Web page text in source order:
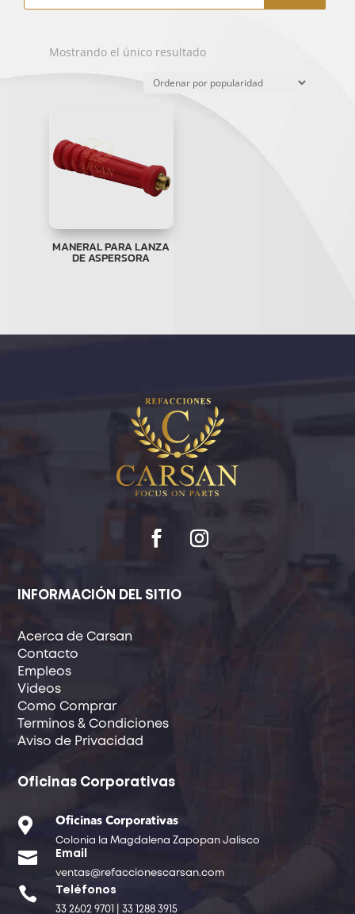
productos
Mostrando el único resultado
MANERAL PARA LANZA
DE ASPERSORA
INFORMACIÓN DEL SITIO
Acerca de Carsan
Contacto
Empleos
Videos
Como Comprar
Terminos & Condiciones
Aviso de Privacidad
Oficinas Corporativas
 Oficinas Corporativas
Colonia la Magdalena Zapopan Jalisco
 Email
ventas@refaccionescarsan.com
 Teléfonos
33 2602 9701 | 33 1288 3915